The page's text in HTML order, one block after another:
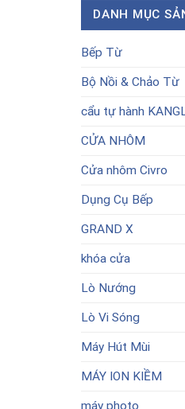
DANH MỤC
Bếp Từ
Bộ Nồi & Chảo Từ
cẩu tự hành
CỬA NHÔM
Cửa nhôm Civro
Dụng Cụ Bếp
GRAND X
khóa cửa
Lò Nướng
Lò Vi Sóng
Máy Hút Mùi
MÁY ION KIỀM
máy photo